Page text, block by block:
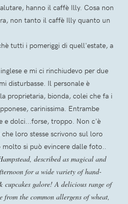
hanno il caffè Illy. Cosa non
non tanto il caffè Illy quanto un
tutti i pomeriggi di quell'estate, a
e mi ci rinchiudevo per due
disturbasse. Il personale è
proprietaria, bionda, colei che fa i
carinissima. Entrambe
e dolci...forse, troppo. Non c'è
loro stesse scrivono sul loro
si può evincere dalle foto..
described as magical and
for a wide variety of hand-
cupcakes galore! A delicious range of
from the common allergens of wheat,